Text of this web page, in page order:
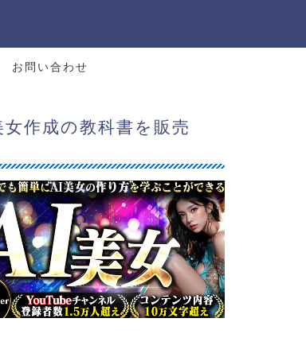
お問い合わせ
女作成の教科書を販売